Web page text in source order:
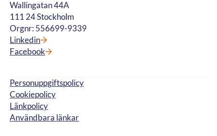
Wallingatan 44A
111 24 Stockholm
Orgnr: 556699-9339
Linkedin
Facebook
Personuppgiftspolicy
Cookiepolicy
Länkpolicy
Användbara länkar